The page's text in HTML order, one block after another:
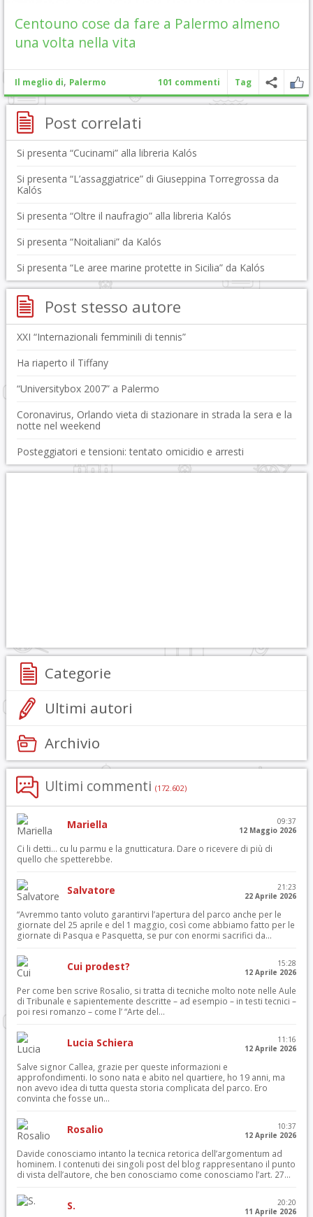
Centouno cose da fare a Palermo almeno
una volta nella vita
Il meglio di, Palermo 101 commenti Tag
Post correlati
Si presenta “Cucinami” alla libreria Kalós
Si presenta “L’assaggiatrice” di Giuseppina Torregrossa da
Kalós
Si presenta “Oltre il naufragio” alla libreria Kalós
Si presenta “Noitaliani” da Kalós
Si presenta “Le aree marine protette in Sicilia” da Kalós
Post stesso autore
XXI “Internazionali femminili di tennis”
Ha riaperto il Tiffany
“Universitybox 2007” a Palermo
Coronavirus, Orlando vieta di stazionare in strada la sera e la
notte nel weekend
Posteggiatori e tensioni: tentato omicidio e arresti
Categorie
Ultimi autori
Archivio
Ultimi commenti (172.602)
Mariella
09:37
12 Maggio 2026
Ci li detti… cu lu parmu e la gnutticatura. Dare o ricevere di più di
quello che spetterebbe.
Salvatore
21:23
22 Aprile 2026
“Avremmo tanto voluto garantirvi l’apertura del parco anche per le
giornate del 25 aprile e del 1 maggio, così come abbiamo fatto per le
giornate di Pasqua e Pasquetta, se pur con enormi sacrifici da...
Cui prodest?
15:28
12 Aprile 2026
Per come ben scrive Rosalio, si tratta di tecniche molto note nelle Aule
di Tribunale e sapientemente descritte – ad esempio – in testi tecnici –
poi resi romanzo – come l’ “Arte del...
Lucia Schiera
11:16
12 Aprile 2026
Salve signor Callea, grazie per queste informazioni e
approfondimenti. Io sono nata e abito nel quartiere, ho 19 anni, ma
non avevo idea di tutta questa storia complicata del parco. Ero
convinta che fosse un...
Rosalio
10:37
12 Aprile 2026
Davide conosciamo intanto la tecnica retorica dell’argomentum ad
hominem. I contenuti dei singoli post del blog rappresentano il punto
di vista dell’autore, che ben conosciamo come conosciamo l’art. 27...
S.
20:20
11 Aprile 2026